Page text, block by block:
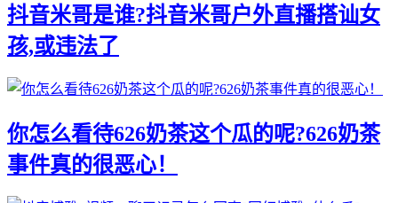
抖音米哥是谁?抖音米哥户外直播搭讪女
孩,或违法了
你怎么看待626奶茶这个瓜的呢?626奶茶
事件真的很恶心！